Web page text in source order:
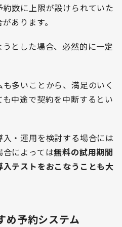
数に上限が設けられていた
あります。
とした場合、必然的に一定
多いことから、満足のいく
中途で契約を中断するとい
・運用を検討する場合には
によっては無料の試用期間
テストをおこなうことも大
め予約システム